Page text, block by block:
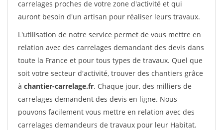
carrelages proches de votre zone d'activité et qui
auront besoin d'un artisan pour réaliser leurs travaux.
L'utilisation de notre service permet de vous mettre en
relation avec des carrelages demandant des devis dans
toute la France et pour tous types de travaux. Quel que
soit votre secteur d'activité, trouver des chantiers grâce
à chantier-carrelage.fr. Chaque jour, des milliers de
carrelages demandent des devis en ligne. Nous
pouvons facilement vous mettre en relation avec des
carrelages demandeurs de travaux pour leur Habitat.